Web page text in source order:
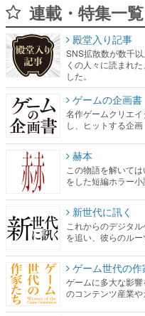
連載・特集一覧
殿堂入り記事
SNS拡散数が数千
くの人々に読まれ
した。
ゲームの企画書
名作ゲームクリエ
し、ヒットする企
赫本
この物語を解いて
をした短編ホラー小
新世代に訊く
これからのデジタ
を追い、彼らのルー
ゲーム世代の作
ゲームに多大な影
のコンテンツ産業や